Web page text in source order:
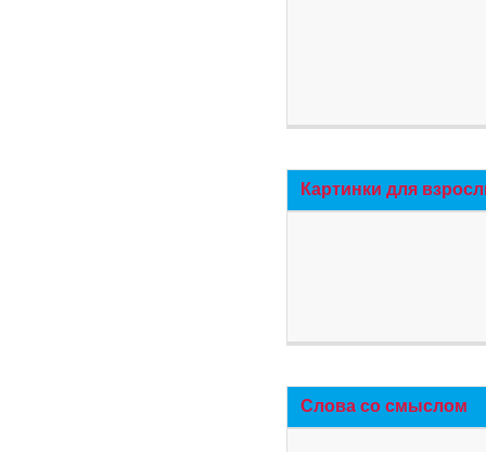
Картинки для
Слова со смыслом